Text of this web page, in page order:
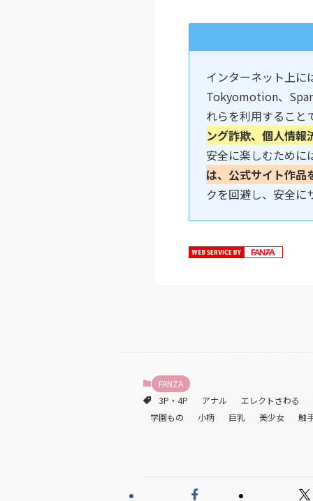
インターネット上に
Tokyomotion、
れらを利用すること
ング詐欺、個人情報
安全に楽しむために
は、公式サイト作品
クを回避し、安全に
FANZA
3P・4P
アナル
エレクトさわる
学園もの
小柄 巨乳 美少女 触